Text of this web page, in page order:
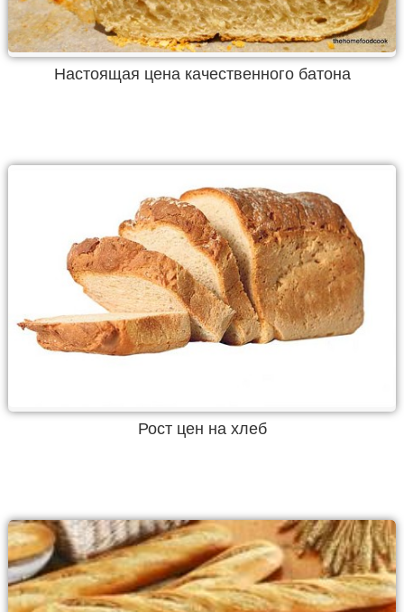
Настоящая цена качественного батона
Рост цен на хлеб